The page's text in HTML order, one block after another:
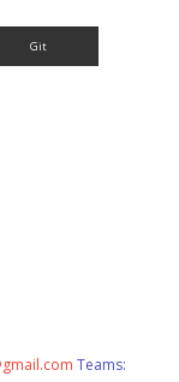
Teams: